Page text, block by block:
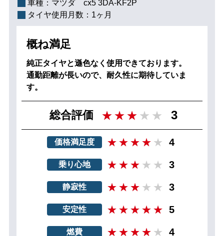
車種： マツダ cx5 3DA-KF2P
タイヤ使用月数： 1ヶ月
概ね満足
純正タイヤと遜色なく使用できております。
通勤距離が長いので、耐久性に期待していま
す。
総合評価 3
価格満足度 4
乗り心地 3
静寂性 3
安定性 5
燃費 4